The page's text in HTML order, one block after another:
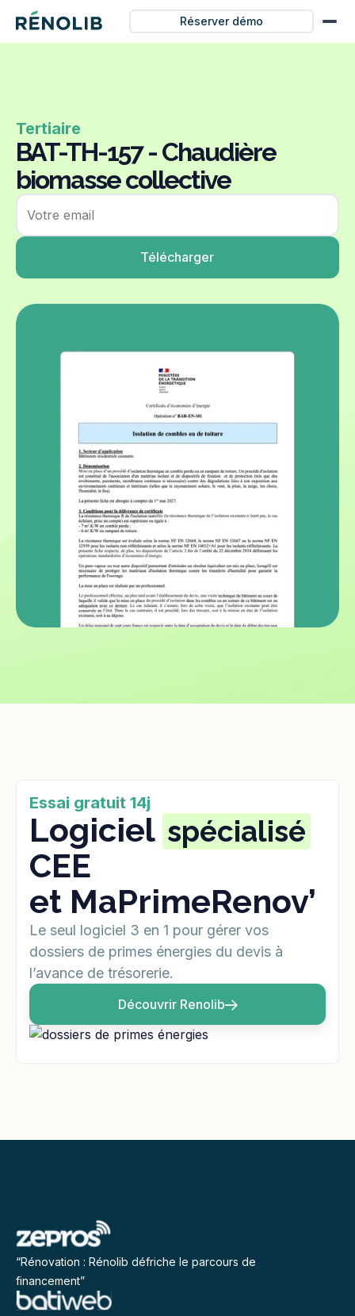
Réserver démo
Tertiaire
BAT-TH-157 - Chaudière
biomasse collective
Essai gratuit 14j
Logiciel spécialisé
CEE
et MaPrimeRenov’
Le seul logiciel 3 en 1 pour gérer vos
dossiers de primes énergies du devis à
l’avance de trésorerie.
Découvrir Renolib
“Rénovation : Rénolib défriche le parcours de
financement”